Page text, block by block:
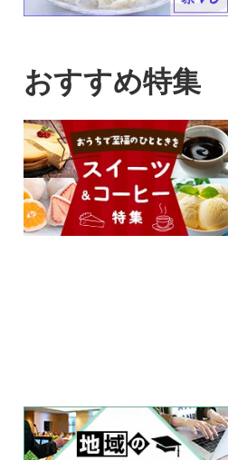
おすすめ特集